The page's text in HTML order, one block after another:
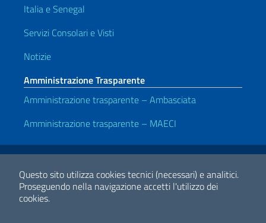
Questo sito utilizza cookies tecnici (necessari) e analitici.
Proseguendo nella navigazione accetti l'utilizzo dei
cookies.
Italia e Senegal
Servizi Consolari e Visti
Notizie
Amministrazione Trasparente
Amministrazione trasparente – Ambasciata
Amministrazione trasparente – MAECI
Link Utili